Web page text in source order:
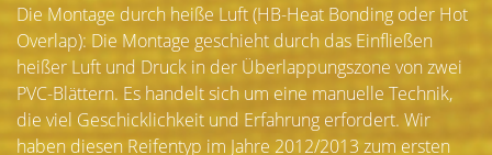
Die Montage durch heiße Luft (HB-Heat Bonding oder Hot
Overlap): Die Montage geschieht durch das Einfließen
heißer Luft und Druck in der Überlappungszone von zwei
PVC-Blättern. Es handelt sich um eine manuelle Technik,
die viel Geschicklichkeit und Erfahrung erfordert. Wir
haben diesen Reifentyp im Jahre 2012/2013 zum ersten